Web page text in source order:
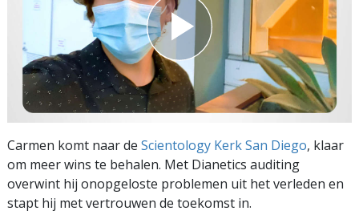
Carmen komt naar de Scientology Kerk San Diego, klaar
om meer wins te behalen. Met Dianetics auditing
overwint hij onopgeloste problemen uit het verleden en
stapt hij met vertrouwen de toekomst in.